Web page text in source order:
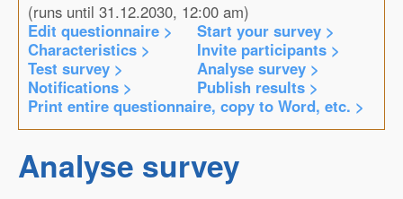
(runs until 31.12.2030, 12:00 am)
Edit questionnaire >
Start your survey >
Characteristics >
Invite participants >
Test survey >
Analyse survey >
Notifications >
Publish results >
Print entire questionnaire, copy to Word, etc. >
Analyse survey